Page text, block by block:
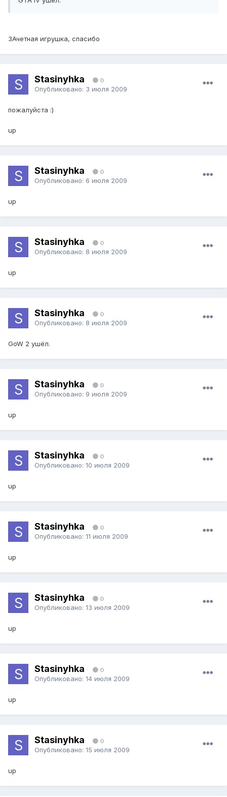
ЗАчетная игрушка, спасибо
Stasinyhka 0
Опубликовано: 3 июля 2009
пожалуйста :)
up
Stasinyhka 0
Опубликовано: 6 июля 2009
up
Stasinyhka 0
Опубликовано: 8 июля 2009
up
Stasinyhka 0
Опубликовано: 8 июля 2009
GoW 2 ушёл.
Stasinyhka 0
Опубликовано: 9 июля 2009
up
Stasinyhka 0
Опубликовано: 10 июля 2009
up
Stasinyhka 0
Опубликовано: 11 июля 2009
up
Stasinyhka 0
Опубликовано: 13 июля 2009
up
Stasinyhka 0
Опубликовано: 14 июля 2009
up
Stasinyhka 0
Опубликовано: 15 июля 2009
up